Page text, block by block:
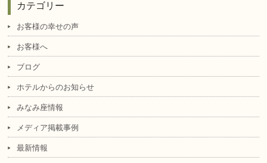
カテゴリー
お客様の幸せの声
お客様へ
ブログ
ホテルからのお知らせ
みなみ座情報
メディア掲載事例
最新情報